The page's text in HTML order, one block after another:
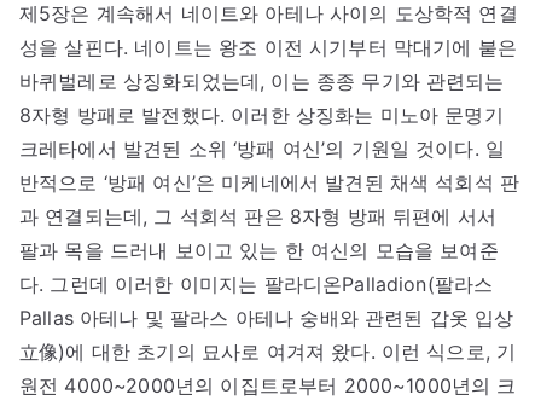
제5장은 계속해서 네이트와 아테나 사이의 도상학적 연결
성을 살핀다. 네이트는 왕조 이전 시기부터 막대기에 붙은
바퀴벌레로 상징화되었는데, 이는 종종 무기와 관련되는
8자형 방패로 발전했다. 이러한 상징화는 미노아 문명기
크레타에서 발견된 소위 ‘방패 여신’의 기원일 것이다. 일
반적으로 ‘방패 여신’은 미케네에서 발견된 채색 석회석 판
과 연결되는데, 그 석회석 판은 8자형 방패 뒤편에 서서
팔과 목을 드러내 보이고 있는 한 여신의 모습을 보여준
다. 그런데 이러한 이미지는 팔라디온Palladion(팔라스
Pallas 아테나 및 팔라스 아테나 숭배와 관련된 갑옷 입상
立像)에 대한 초기의 묘사로 여겨져 왔다. 이런 식으로, 기
원전 4000~2000년의 이집트로부터 2000~1000년의 크